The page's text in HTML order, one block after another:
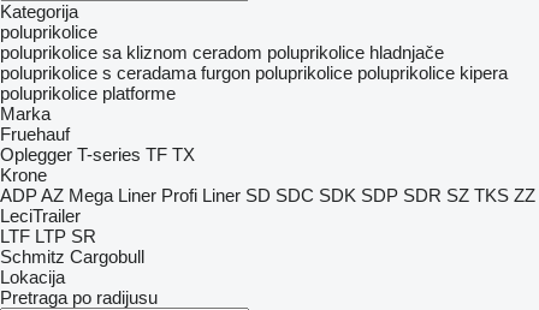
Kategorija
poluprikolice
poluprikolice sa kliznom ceradom poluprikolice hladnjače
poluprikolice s ceradama furgon poluprikolice poluprikolice kipera
poluprikolice platforme
Marka
Fruehauf
Oplegger T-series TF TX
Krone
ADPAZ Mega Liner Profi Liner SD SDC SDK SDP SDR SZ TKS ZZ
LeciTrailer
LTF LTP SR
Schmitz Cargobull
Lokacija
Pretraga po radijusu